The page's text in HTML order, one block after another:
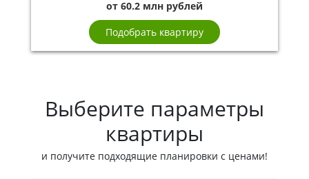
от 60.2 млн рублей
Подобрать квартиру
Выберите параметры
квартиры
и получите подходящие планировки с ценами!